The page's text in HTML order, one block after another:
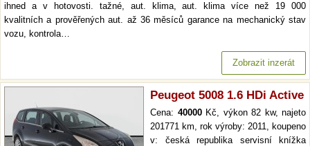
ihned a v hotovosti. tažné, aut. klima, aut. klima více než 19 000
kvalitních a prověřených aut. až 36 měsíců garance na mechanický stav
vozu, kontrola…
Zobrazit inzerát
Peugeot 5008 1.6 HDi Active
Cena: 40000Kč, výkon 82 kw, najeto
201771 km, rok výroby: 2011, koupeno
v: česká republika servisní knížka